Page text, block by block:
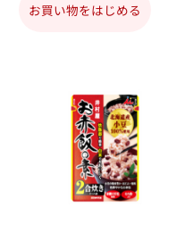
お買い物をはじめる